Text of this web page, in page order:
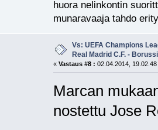
huora nelinkontin
munaravaaja tahdo
Vs: UEFA Champions
Real Madrid C.F. -
« Vastaus #8 : 02.04.2014, 19.02.48
Marcan
nostettu Jose